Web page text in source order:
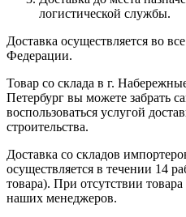
логистической службы.
Доставка осуществляется во
Федерации.
Товар со склада в г.
Петербург вы можете забрать
воспользоваться услугой
строительства.
Доставка со складов
осуществляется в течении 14
товара). При отсутствии
наших менеджеров.